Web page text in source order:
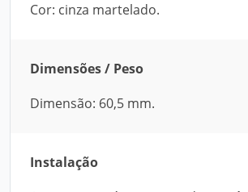
Cor: cinza martelado.
Dimensões / Peso
Dimensão: 60,5 mm.
Instalação